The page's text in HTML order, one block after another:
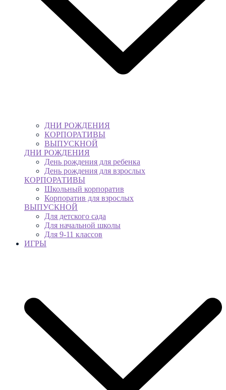
ДНИ РОЖДЕНИЯ
КОРПОРАТИВЫ
ВЫПУСКНОЙ
ДНИ РОЖДЕНИЯ
День рождения для ребенка
День рождения для взрослых
КОРПОРАТИВЫ
Школьный корпоратив
Корпоратив для взрослых
ВЫПУСКНОЙ
Для детского сада
Для начальной школы
Для 9-11 классов
ИГРЫ